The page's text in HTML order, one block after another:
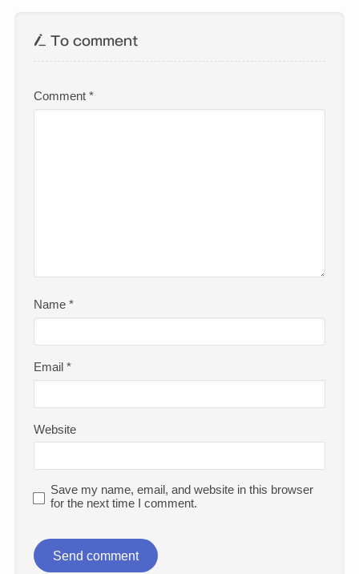
To comment
Comment*
Name*
Email*
Website
Save my name, email, and website in this browser
for the next time I comment.